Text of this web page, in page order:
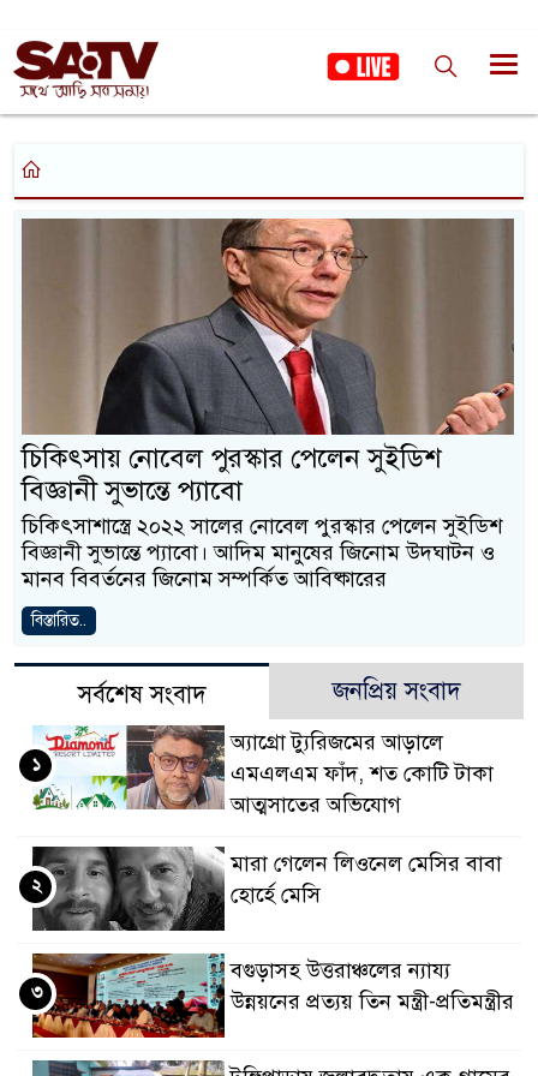
চিকিৎসায় নোবেল পুরস্কার পেলেন সুইডিশ
বিজ্ঞানী সুভান্তে প্যাবো
চিকিৎসাশাস্ত্রে ২০২২ সালের নোবেল পুরস্কার পেলেন সুইডিশ
বিজ্ঞানী সুভান্তে প্যাবো। আদিম মানুষের জিনোম উদঘাটন ও
মানব বিবর্তনের জিনোম সম্পর্কিত আবিষ্কারের
বিস্তারিত..
সর্বশেষ সংবাদ জনপ্রিয় সংবাদ
অ্যাগ্রো ট্যুরিজমের আড়ালে
এমএলএম ফাঁদ, শত কোটি টাকা
আত্মসাতের অভিযোগ
১
মারা গেলেন লিওনেল মেসির বাবা
হোর্হে মেসি
২
বগুড়াসহ উত্তরাঞ্চলের ন্যায্য
উন্নয়নের প্রত্যয় তিন মন্ত্রী-প্রতিমন্ত্রীর
৩